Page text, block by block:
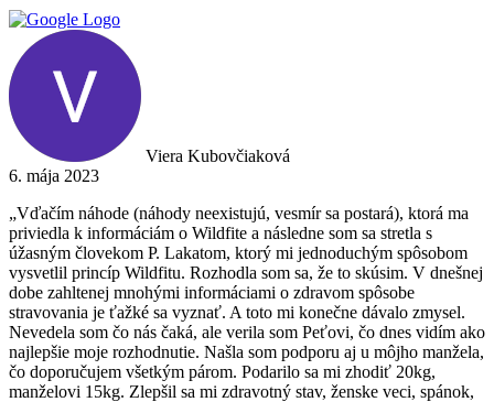
Viera Kubovčiaková
6. mája 2023
„Vďačím náhode (náhody neexistujú, vesmír sa postará), ktorá ma
priviedla k informáciám o Wildfite a následne som sa stretla s
úžasným človekom P. Lakatom, ktorý mi jednoduchým spôsobom
vysvetlil princíp Wildfitu. Rozhodla som sa, že to skúsim. V dnešnej
dobe zahltenej mnohými informáciami o zdravom spôsobe
stravovania je ťažké sa vyznať. A toto mi konečne dávalo zmysel.
Nevedela som čo nás čaká, ale verila som Peťovi, čo dnes vidím ako
najlepšie moje rozhodnutie. Našla som podporu aj u môjho manžela,
čo doporučujem všetkým párom. Podarilo sa mi zhodiť 20kg,
manželovi 15kg. Zlepšil sa mi zdravotný stav, ženske veci, spánok,